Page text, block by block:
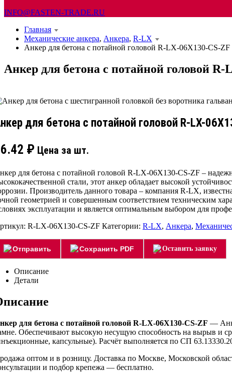
INFO@FASTEN-TRADE.RU
Главная
Механические анкера, Анкера, R-LX
Анкер для бетона с потайной головой R-LX-06X130-CS-ZF
Анкер для бетона с потайной головой R-
для бетона с потайной головой R-LX-
₽ Цена за шт.
для бетона с потайной головой R-LX-06X130-CS-ZF –
стали, этот анкер обладает высокой
Производитель данного товара – компания R-LX,
геометрией и совершенным соответствием техническим
эксплуатации и является оптимальным выбором для
R-LX-06X130-CS-ZF Категории: R-LX, Анкера,
Отправить Сохранить PDF Оставить заявку
Описание
Детали
для бетона с потайной головой R-LX-06X130-CS-ZF —
Обеспечивают высокую несущую способность на вырыв и
капсульные). Расчёт выполняется по СП
оптом и в розницу. Доставка по Москве, Московской
и подбор крепежа — бесплатно.